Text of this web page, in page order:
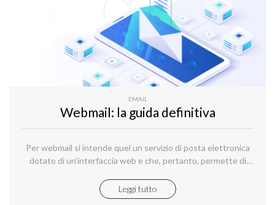
EMAIL
Webmail: la guida definitiva
Per webmail si intende quel un servizio di posta elettronica
dotato di un’interfaccia web e che, pertanto, permette di
dall’interno del browser e da qualsiasi dispositivo dotato di
una connessione Internet.
Leggi tutto